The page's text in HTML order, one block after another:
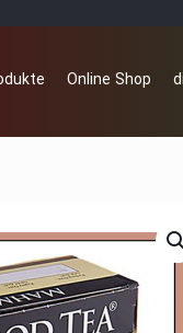
Online Shop